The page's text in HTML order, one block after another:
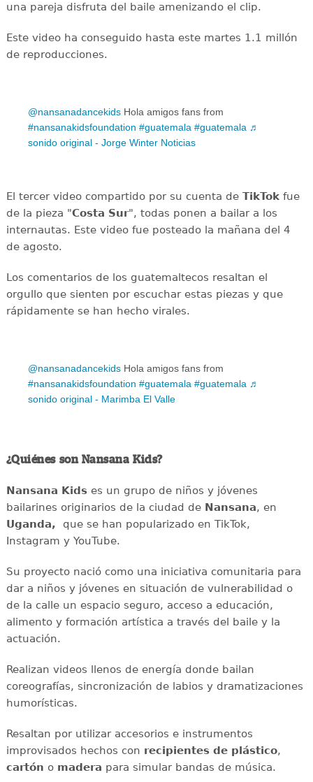
una pareja disfruta del baile amenizando el clip.
Este video ha conseguido hasta este martes 1.1 millón
de reproducciones.
@nansanadancekids Hola amigos fans from
#nansanakidsfoundation #guatemala #guatemala ♬
sonido original - Jorge Winter Noticias
El tercer video compartido por su cuenta de TikTokfue
de la pieza "Costa Sur", todas ponen a bailar a los
internautas. Este video fue posteado la mañana del 4
de agosto.
Los comentarios de los guatemaltecos resaltan el
orgullo que sienten por escuchar estas piezas y que
rápidamente se han hecho virales.
@nansanadancekids Hola amigos fans from
#nansanakidsfoundation #guatemala #guatemala ♬
sonido original - Marimba El Valle
¿Quiénes son Nansana Kids?
Nansana Kidses un grupo de niños y jóvenes
bailarines originarios de la ciudad de Nansana, en
Uganda, que se han popularizado en TikTok,
Instagram y YouTube.
Su proyecto nació como una iniciativa comunitaria para
dar a niños y jóvenes en situación de vulnerabilidad o
de la calle un espacio seguro, acceso a educación,
alimento y formación artística a través del baile y la
actuación.
Realizan videos llenos de energía donde bailan
coreografías, sincronización de labios y dramatizaciones
humorísticas.
Resaltan por utilizar accesorios e instrumentos
improvisados hechos con recipientes de plástico,
cartón o madera para simular bandas de música.